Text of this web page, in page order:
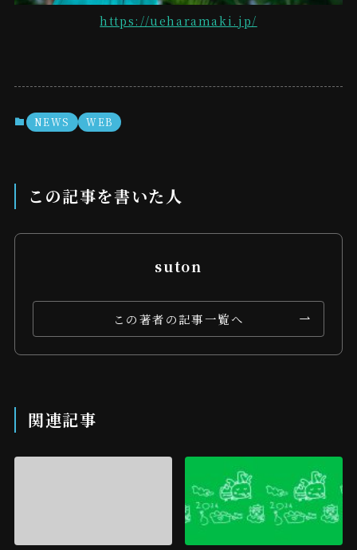
https://ueharamaki.jp/
NEWS WEB
この記事を書いた人
suton
この著者の記事一覧へ
関連記事